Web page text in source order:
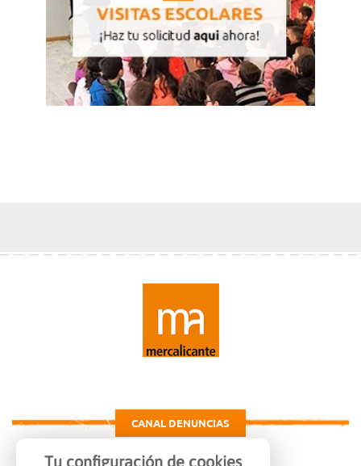
CANAL DENUNCIAS
Tu configuración de cookies